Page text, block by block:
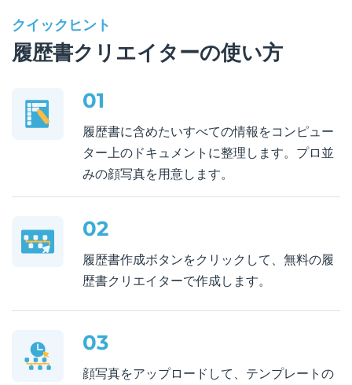
クイックヒント
履歴書クリエイターの使い方
01
履歴書に含めたいすべての情報をコンピュー
ター上のドキュメントに整理します。プロ並
みの顔写真を用意します。
02
履歴書作成ボタンをクリックして、無料の履
歴書クリエイターで作成します。
03
顔写真をアップロードして、テンプレートの